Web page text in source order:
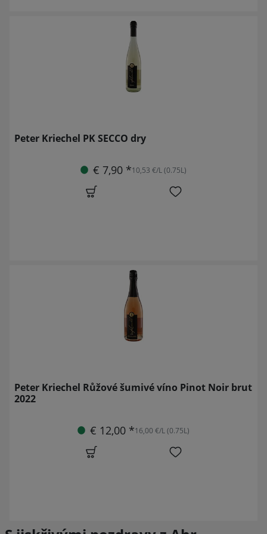
Peter Kriechel PK SECCO dry
€ 7,90 *10,53 €/L (0.75L)
Peter Kriechel Růžové šumivé víno Pinot Noir brut
2022
€ 12,00 *16,00 €/L (0.75L)